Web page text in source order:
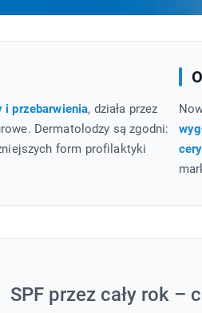
i przebarwienia, działa przez
Dermatolodzy są zgodni:
form profilaktyki
cery
SPF przez cały rok –